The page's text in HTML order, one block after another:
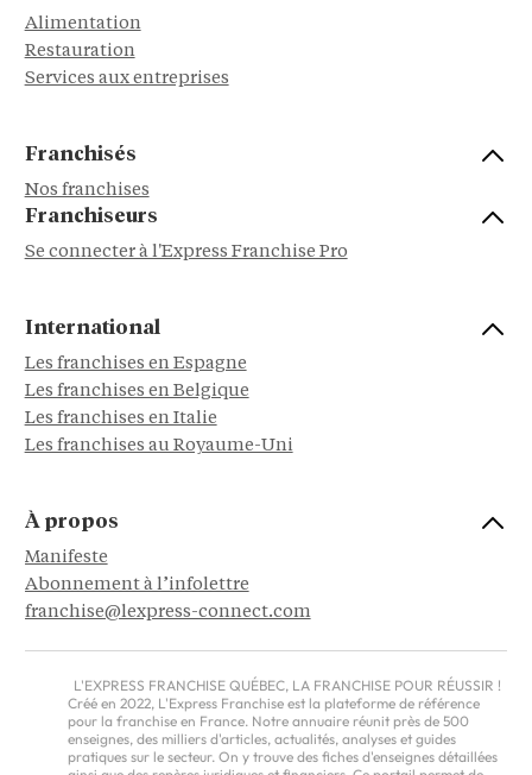
Alimentation
Restauration
Services aux entreprises
Franchisés
Nos franchises
Franchiseurs
Se connecter à l'Express Franchise Pro
International
Les franchises en Espagne
Les franchises en Belgique
Les franchises en Italie
Les franchises au Royaume-Uni
À propos
Manifeste
Abonnement à l’infolettre
franchise@lexpress-connect.com
L'EXPRESS FRANCHISE QUÉBEC, LA FRANCHISE POUR RÉUSSIR !
Créé en 2022, L'Express Franchise est la plateforme de référence
pour la franchise en France. Notre annuaire réunit près de 500
enseignes, des milliers d'articles, actualités, analyses et guides
pratiques sur le secteur. On y trouve des fiches d'enseignes détaillées